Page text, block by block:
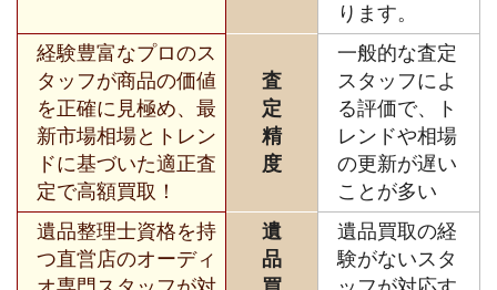
ります。
経験豊富なプロのス
タッフが商品の価値
を正確に見極め、最
新市場相場とトレン
ドに基づいた適正査
定で高額買取！
査
定
精
度
一般的な査定
スタッフによ
る評価で、ト
レンドや相場
の更新が遅い
ことが多い
遺品整理士資格を持
つ直営店のオーディ
遺
品
遺品買取の経
験がないスタ